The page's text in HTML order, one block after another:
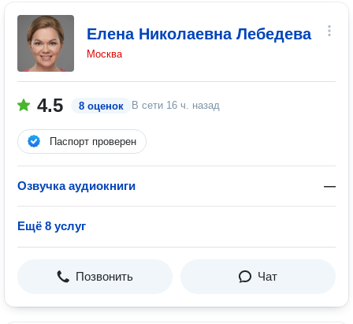
Елена Николаевна Лебедева
Москва
4.5 8 оценок В сети 16 ч. назад
Паспорт проверен
Озвучка аудиокниги —
Ещё 8 услуг
Позвонить Чат